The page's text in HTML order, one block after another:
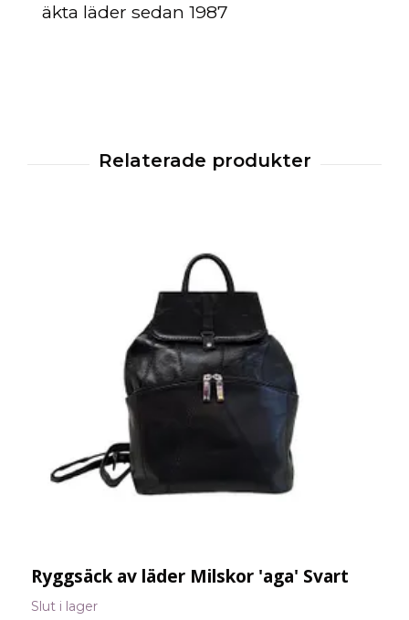
äkta läder sedan 1987
Ryggsäck av läder Milskor 'aga' Svart
Slut i lager